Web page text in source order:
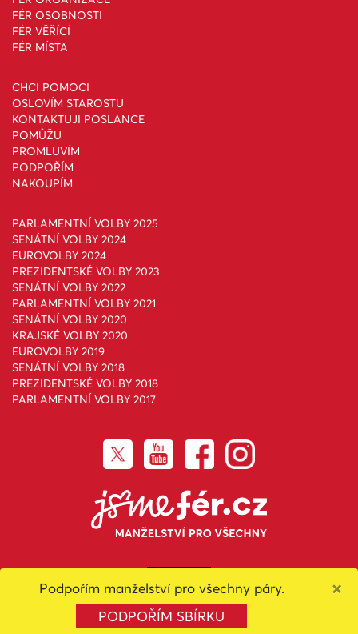
FÉR OSOBNOSTI
FÉR VĚŘÍCÍ
FÉR MÍSTA
CHCI POMOCI
OSLOVÍM STAROSTU
KONTAKTUJI POSLANCE
POMŮŽU
PROMLUVÍM
PODPOŘÍM
NAKOUPÍM
PARLAMENTNÍ VOLBY 2025
SENÁTNÍ VOLBY 2024
EUROVOLBY 2024
PREZIDENTSKÉ VOLBY 2023
SENÁTNÍ VOLBY 2022
PARLAMENTNÍ VOLBY 2021
SENÁTNÍ VOLBY 2020
KRAJSKÉ VOLBY 2020
EUROVOLBY 2019
SENÁTNÍ VOLBY 2018
PREZIDENTSKÉ VOLBY 2018
PARLAMENTNÍ VOLBY 2017
Toto dílo podléhá licenciCreative Commons Uveďte původ-
Neužívejte komerčně-Nezpracovávejte 4.0 Mezinárodní License
Created withNationBuilder
Podpořím manželství pro všechny páry.
PODPOŘÍM SBÍRKU
×